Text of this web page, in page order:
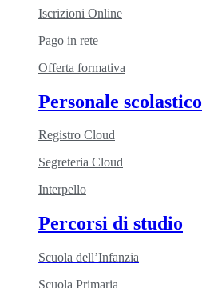
Iscrizioni Online
Pago in rete
Offerta formativa
Personale scolastico
Registro Cloud
Segreteria Cloud
Interpello
Percorsi di studio
Scuola dell’Infanzia
Scuola Primaria